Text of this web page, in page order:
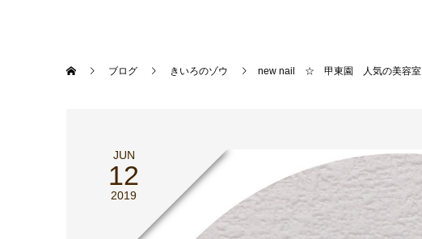
ブログ きいろのゾウ new nail ☆ 甲東園 人気の美容室
JUN
12
2019